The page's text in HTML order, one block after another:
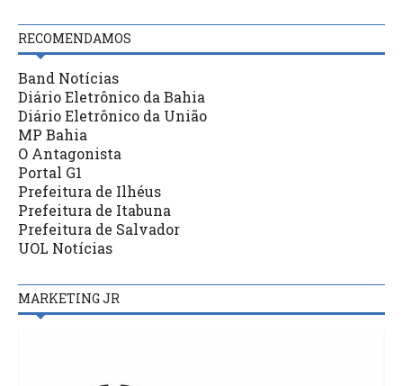
RECOMENDAMOS
Band Notícias
Diário Eletrônico da Bahia
Diário Eletrônico da União
MP Bahia
O Antagonista
Portal G1
Prefeitura de Ilhéus
Prefeitura de Itabuna
Prefeitura de Salvador
UOL Notícias
MARKETING JR